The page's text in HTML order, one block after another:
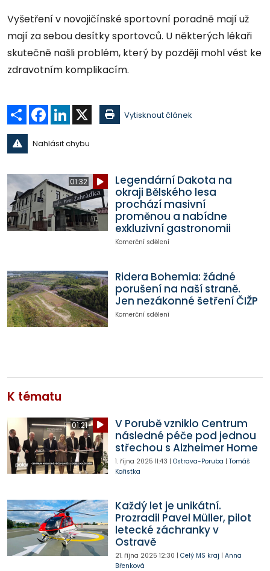
Vyšetření v novojičínské sportovní poradně mají už
mají za sebou desítky sportovců. U některých lékaři
skutečně našli problém, který by později mohl vést ke
zdravotním komplikacím.
Sdílet Facebook
LinkedIn Vytisknout článek
Nahlásit chybu
01:32
Legendární Dakota na
okraji Bělského lesa
prochází masivní
proměnou a nabídne
exkluzivní gastronomii
Komerční sdělení
Ridera Bohemia: žádné
porušení na naší straně.
Jen nezákonné šetření ČIŽP
Komerční sdělení
K tématu
01:21
V Porubě vzniklo Centrum
následné péče pod jednou
střechou s Alzheimer Home
1. října 2025 11:43 | Ostrava-Poruba | Tomáš
Kořistka
Každý let je unikátní.
Prozradil Pavel Müller, pilot
letecké záchranky v
Ostravě
21. října 2025 12:30 | Celý MS kraj | Anna
Břenková